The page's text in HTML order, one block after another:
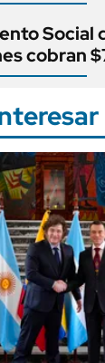
Social
cobran